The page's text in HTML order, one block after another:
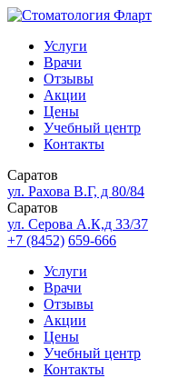
Услуги
Врачи
Отзывы
Акции
Цены
Учебный центр
Контакты
Саратов
ул. Рахова В.Г, д 80/84
Саратов
ул. Серова А.К,д 33/37
+7 (8452) 659-666
Услуги
Врачи
Отзывы
Акции
Цены
Учебный центр
Контакты